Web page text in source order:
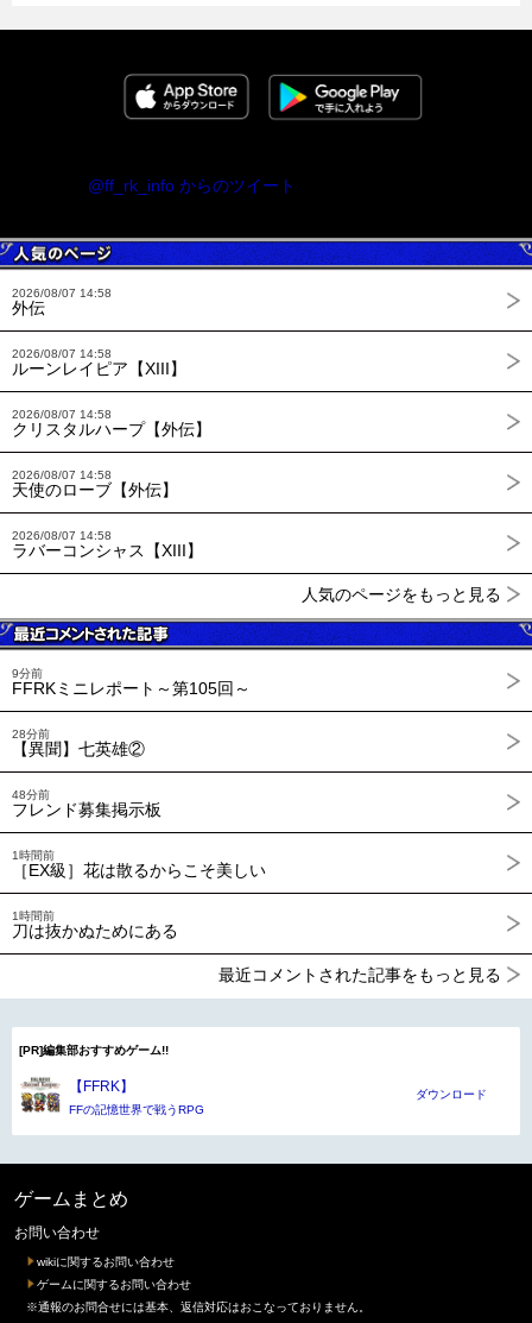
@ff_rk_info からのツイート
2026/08/07 14:58
外伝
2026/08/07 14:58
ルーンレイピア【XIII】
2026/08/07 14:58
クリスタルハープ【外伝】
2026/08/07 14:58
天使のローブ【外伝】
2026/08/07 14:58
ラバーコンシャス【XIII】
人気のページをもっと見る
9分前
FFRKミニレポート～第105回～
28分前
【異聞】七英雄②
48分前
フレンド募集掲示板
1時間前
［EX級］花は散るからこそ美しい
1時間前
刀は抜かぬためにある
最近コメントされた記事をもっと見る
[PR]編集部おすすめゲーム!!
【FFRK】
FFの記憶世界で戦うRPG
ダウンロード
ゲームまとめ
お問い合わせ
wikiに関するお問い合わせ
ゲームに関するお問い合わせ
※通報のお問合せには基本、返信対応はおこなっておりません。